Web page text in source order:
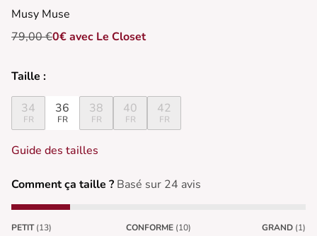
Musy Muse
79,00 €0€ avec Le Closet
Taille :
34
FR
36
FR
38
FR
40
FR
42
FR
Guide des tailles
Comment ça taille ? Basé sur 24 avis
PETIT (13) CONFORME (10) GRAND (1)